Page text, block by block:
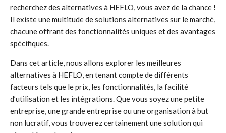
recherchez des alternatives à HEFLO, vous avez de la chance !
Il existe une multitude de solutions alternatives sur le marché,
chacune offrant des fonctionnalités uniques et des avantages
spécifiques.
Dans cet article, nous allons explorer les meilleures
alternatives à HEFLO, en tenant compte de différents
facteurs tels que le prix, les fonctionnalités, la facilité
d’utilisation et les intégrations. Que vous soyez une petite
entreprise, une grande entreprise ou une organisation à but
non lucratif, vous trouverez certainement une solution qui